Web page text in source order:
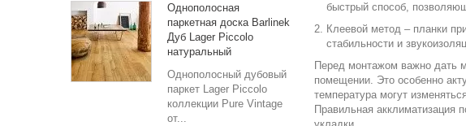
Однополосная
паркетная доска Barlinek
Дуб Lager Piccolo
натуральный
Однополосный дубовый
паркет Lager Piccolo
коллекции Pure Vintage
от...
быстрый способ,
Клеевой метод – планки
стабильности и
Перед монтажом важно дать
помещении. Это особенно
температура могут
Правильная акклиматизация